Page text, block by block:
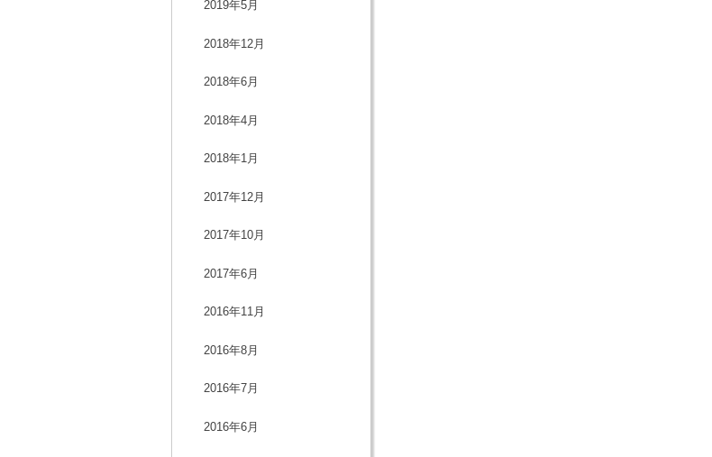
2019年5月
2018年12月
2018年6月
2018年4月
2018年1月
2017年12月
2017年10月
2017年6月
2016年11月
2016年8月
2016年7月
2016年6月